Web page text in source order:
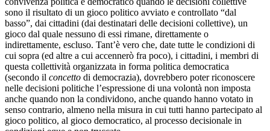
sono il risultato di un gioco politico avviato e controllato “dal
basso”, dai cittadini (dai destinatari delle decisioni collettive), un
gioco dal quale nessuno di essi rimane, direttamente o
indirettamente, escluso. Tant’è vero che, date tutte le condizioni di
cui sopra (ed altre a cui accennerò fra poco), i cittadini, i membri di
questa collettività organizzata in forma politica democratica
(secondo il concetto di democrazia), dovrebbero poter riconoscere
nelle decisioni politiche l’espressione di una volontà non imposta
anche quando non la condividono, anche quando hanno votato in
senso contrario, almeno nella misura in cui tutti hanno partecipato al
gioco politico, al gioco democratico, al processo decisionale in